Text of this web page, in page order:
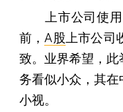
上市公司使用
前， A股 上市公
致。业界希望，
务看似小众，其
小视。